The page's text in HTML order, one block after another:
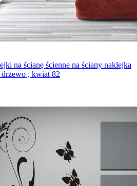
na ścianę ścienne na ściany naklejka
drzewo , kwiat 82